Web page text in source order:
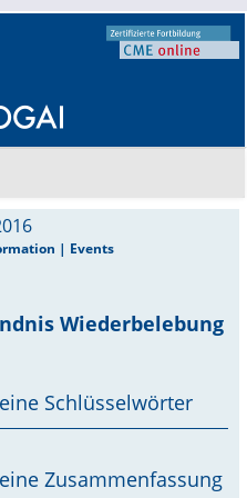
| Events
Wiederbelebung
Schlüsselwörter
Zusammenfassung